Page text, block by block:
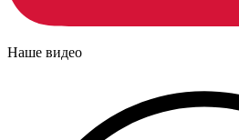
Наше видео